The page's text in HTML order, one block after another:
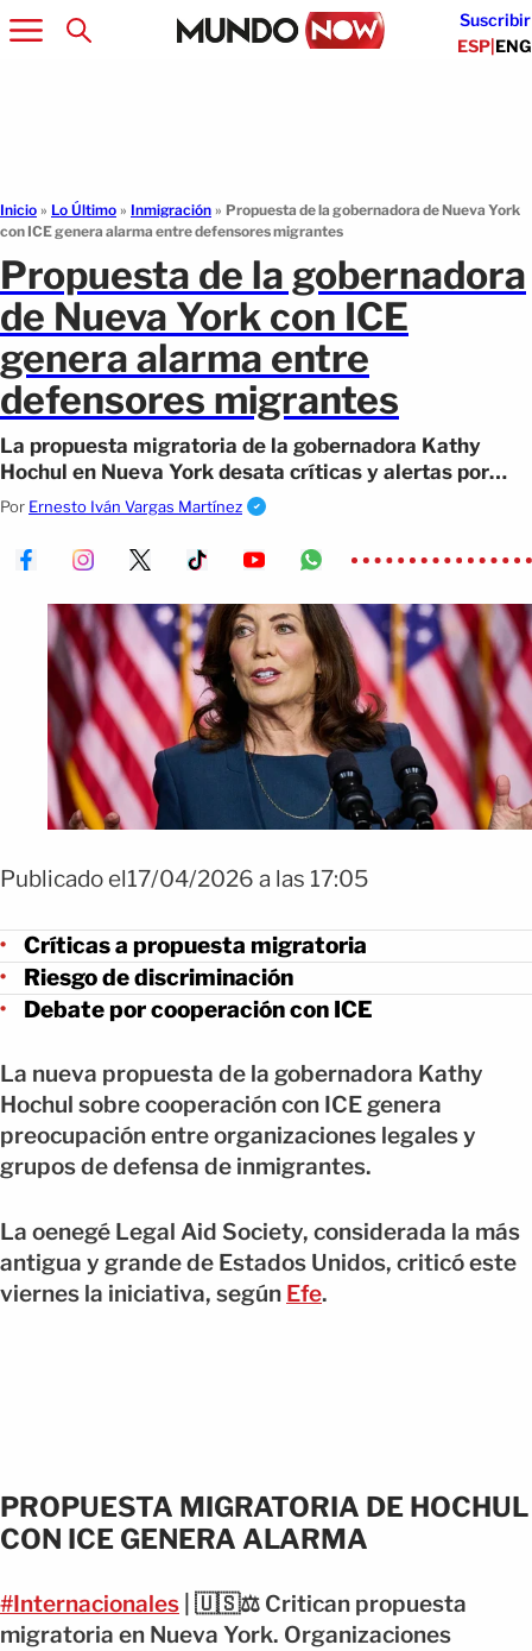
Suscribir
ESP|ENG
Inicio » Lo Último » Inmigración » Propuesta de la gobernadora de Nueva York
con ICE genera alarma entre defensores migrantes
Propuesta de la gobernadora
de Nueva York con ICE
genera alarma entre
defensores migrantes
La propuesta migratoria de la gobernadora Kathy
Hochul en Nueva York desata críticas y alertas por
posibles abusos.
Por Ernesto Iván Vargas Martínez
Publicado el17/04/2026 a las 17:05
Críticas a propuesta migratoria
Riesgo de discriminación
Debate por cooperación con ICE
La nueva propuesta de la gobernadora Kathy
Hochul sobre cooperación con ICE genera
preocupación entre organizaciones legales y
grupos de defensa de inmigrantes.
La oenegé Legal Aid Society, considerada la más
antigua y grande de Estados Unidos, criticó este
viernes la iniciativa, según Efe.
PROPUESTA MIGRATORIA DE HOCHUL
CON ICE GENERA ALARMA
#Internacionales | 🇺🇸⚖️ Critican propuesta
migratoria en Nueva York. Organizaciones